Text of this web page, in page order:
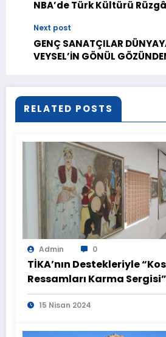
NBA’de Türk Kültürü
Next post
GENÇ SANATÇILAR
VEYSEL’İN GÖNÜL
RELATED POSTS
Admin 0
TİKA’nın Destekleriyle
Ressamları Karma Sergisi”
15 Nisan 2024